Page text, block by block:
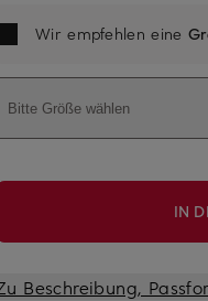
Wir empfehlen eine
Bitte Größe wählen
IN
Beschreibung,